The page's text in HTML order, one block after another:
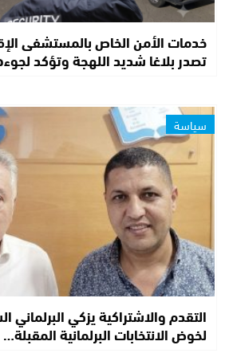
خدمات الأمن الخاص بالمستشفى
تصدر بلاغا شديد اللهجة وتؤكد
سياسة
التقدم والاشتراكية يزكي
لخوض الانتخابات البرلمانية المقبلة…